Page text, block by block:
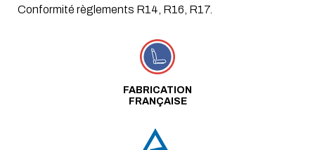
Conformité règlements R14, R16, R17.
FABRICATION
FRANÇAISE